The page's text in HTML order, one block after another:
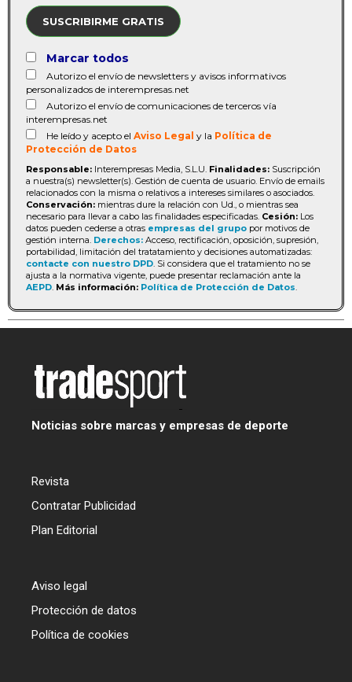
SUSCRIBIRME GRATIS
Marcar todos
Autorizo el envío de newsletters y avisos informativos
personalizados de interempresas.net
Autorizo el envío de comunicaciones de terceros vía
interempresas.net
He leído y acepto el Aviso Legal y la Política de
Protección de Datos
Responsable: Interempresas Media, S.L.U. Finalidades: Suscripción
a nuestra(s) newsletter(s). Gestión de cuenta de usuario. Envío de emails
relacionados con la misma o relativos a intereses similares o asociados.
Conservación: mientras dure la relación con Ud., o mientras sea
necesario para llevar a cabo las finalidades especificadas. Cesión: Los
datos pueden cederse a otras empresas del grupo por motivos de
gestión interna. Derechos: Acceso, rectificación, oposición, supresión,
portabilidad, limitación del tratatamiento y decisiones automatizadas:
contacte con nuestro DPD. Si considera que el tratamiento no se
ajusta a la normativa vigente, puede presentar reclamación ante la
AEPD. Más información: Política de Protección de Datos.
Noticias sobre marcas y empresas de deporte
Revista
Contratar Publicidad
Plan Editorial
Aviso legal
Protección de datos
Política de cookies